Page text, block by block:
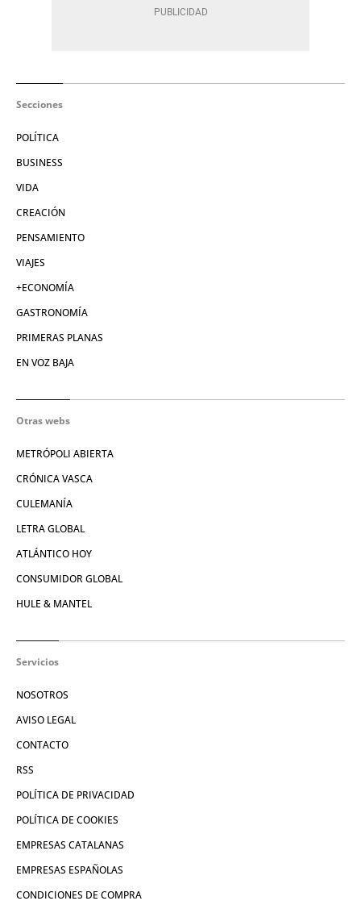
Secciones
POLÍTICA
BUSINESS
VIDA
CREACIÓN
PENSAMIENTO
VIAJES
+ECONOMÍA
GASTRONOMÍA
PRIMERAS PLANAS
EN VOZ BAJA
Otras webs
METRÓPOLI ABIERTA
CRÓNICA VASCA
CULEMANÍA
LETRA GLOBAL
ATLÁNTICO HOY
CONSUMIDOR GLOBAL
HULE & MANTEL
Servicios
NOSOTROS
AVISO LEGAL
CONTACTO
RSS
POLÍTICA DE PRIVACIDAD
POLÍTICA DE COOKIES
EMPRESAS CATALANAS
EMPRESAS ESPAÑOLAS
CONDICIONES DE COMPRA